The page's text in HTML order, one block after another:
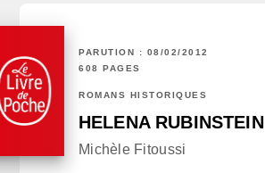
PARUTION : 08/02/2012
608 PAGES
ROMANS HISTORIQUES
HELENA RUBINSTEIN
Michèle Fitoussi